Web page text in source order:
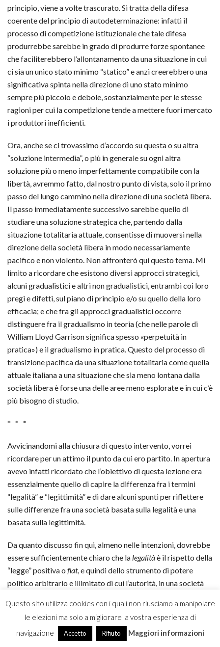
principio, viene a volte trascurato. Si tratta della difesa
coerente del principio di autodeterminazione: infatti il
processo di competizione istituzionale che tale difesa
produrrebbe sarebbe in grado di produrre forze spontanee
che faciliterebbero l’allontanamento da una situazione in cui
ci sia un unico stato minimo “statico” e anzi creerebbero una
significativa spinta nella direzione di uno stato minimo
sempre più piccolo e debole, sostanzialmente per le stesse
ragioni per cui la competizione tende a mettere fuori mercato
i produttori inefficienti.
Ora, anche se ci trovassimo d’accordo su questa o su altra
“soluzione intermedia”, o più in generale su ogni altra
soluzione più o meno imperfettamente compatibile con la
libertà, avremmo fatto, dal nostro punto di vista, solo il primo
passo del lungo cammino nella direzione di una società libera.
Il passo immediatamente successivo sarebbe quello di
studiare una soluzione strategica che, partendo dalla
situazione totalitaria attuale, consentisse di muoversi nella
direzione della società libera in modo necessariamente
pacifico e non violento. Non affronterò qui questo tema. Mi
limito a ricordare che esistono diversi approcci strategici,
alcuni gradualistici e altri non gradualistici, entrambi coi loro
pregi e difetti, sul piano di principio e/o su quello della loro
efficacia; e che fra gli approcci gradualistici occorre
distinguere fra il gradualismo in teoria (che nelle parole di
William Lloyd Garrison significa spesso «perpetuità in
pratica») e il gradualismo in pratica. Questo del processo di
transizione pacifica da una situazione totalitaria come quella
attuale italiana a una situazione che sia meno lontana dalla
società libera è forse una delle aree meno esplorate e in cui c’è
più bisogno di studio.
* * *
Avvicinandomi alla chiusura di questo intervento, vorrei
ricordare per un attimo il punto da cui ero partito. In apertura
avevo infatti ricordato che l’obiettivo di questa lezione era
essenzialmente quello di capire la differenza fra i termini
“legalità” e “legittimità” e di dare alcuni spunti per riflettere
sulle differenze fra una società basata sulla legalità e una
basata sulla legittimità.
Da quanto discusso fin qui, almeno nelle intenzioni, dovrebbe
essere sufficientemente chiaro che la legalitàè il rispetto della
“legge” positiva o fiat, e quindi dello strumento di potere
politico arbitrario e illimitato di cui l’autorità, in una società
per conseguire i suoi obiettivi particolari. Dovrebbe inoltre
essere altrettanto chiaro che lalegittimitàè il rispetto della
Legge intesa come principio, cioè come regola generale e
Questo sito utilizza cookies con i quali non riusciamo a manipolare
le elezioni ma solo a migliorare la vostra esperienza di
navigazione
Accetto Rifiuto Maggiori informazioni